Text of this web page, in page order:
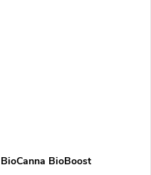
BioCanna BioBoost